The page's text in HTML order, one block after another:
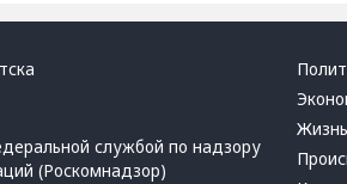
службой по надзору
(Роскомнадзор)